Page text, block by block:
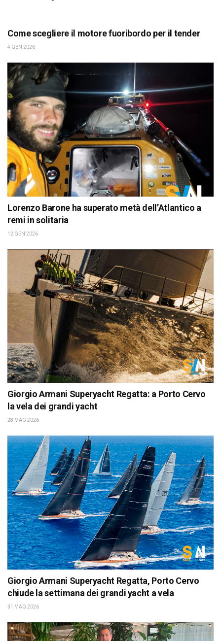
Come scegliere il motore fuoribordo per il tender
4 GEN 2026
Lorenzo Barone ha superato metà dell’Atlantico a
remi in solitaria
12 GEN 2026
Giorgio Armani Superyacht Regatta: a Porto Cervo
la vela dei grandi yacht
28 MAG 2026
Giorgio Armani Superyacht Regatta, Porto Cervo
chiude la settimana dei grandi yacht a vela
31 MAG 2026